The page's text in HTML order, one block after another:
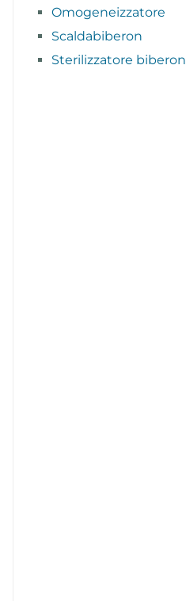
Omogeneizzatore
Scaldabiberon
Sterilizzatore biberon